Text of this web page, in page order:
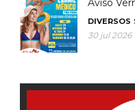
Aviso
DIVERSOS
30 jul 2026